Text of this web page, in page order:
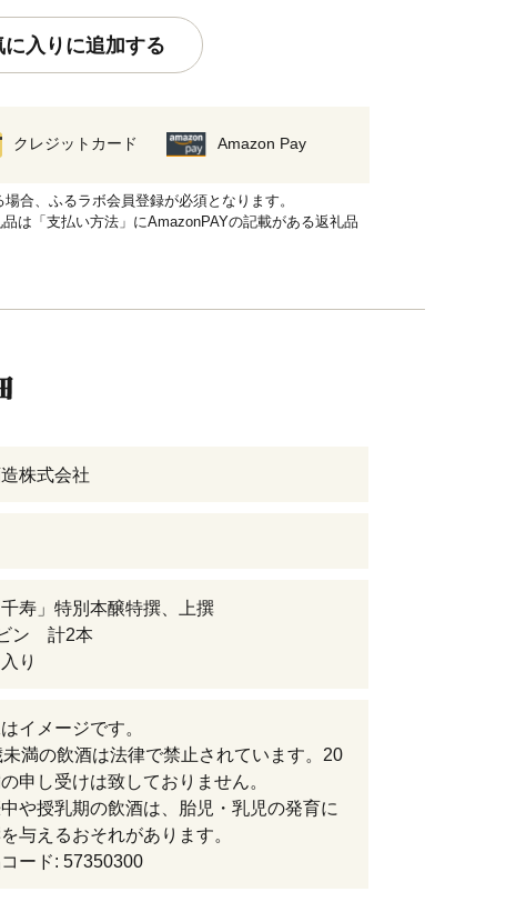
に入りに追加する
クレジットカード Amazon Pay
合、ふるラボ会員登録が必須となります。
は「支払い方法」にAmazonPAYの記載がある返礼品
株式会社
寿」特別本醸特撰、上撰
ン 計2本
り
イメージです。
満の飲酒は法律で禁止されています。20
申し受けは致しておりません。
や授乳期の飲酒は、胎児・乳児の発育に
与えるおそれがあります。
ード: 57350300